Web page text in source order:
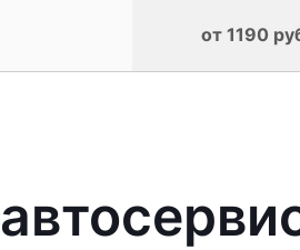
от 1190